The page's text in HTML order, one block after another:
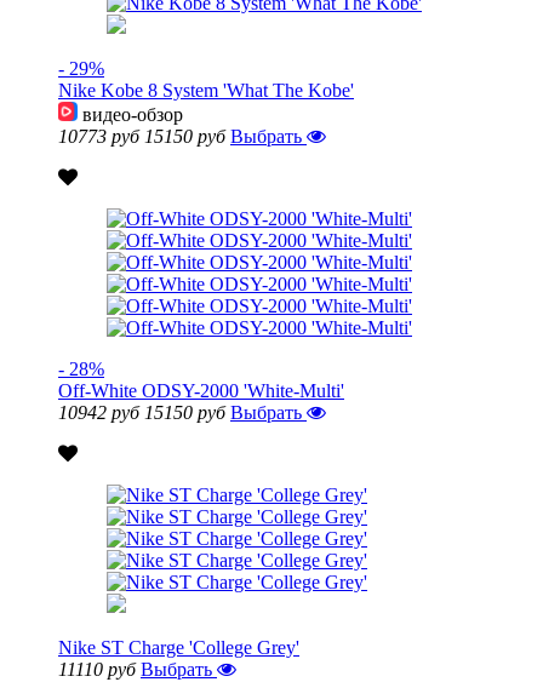
- 29%
Nike Kobe 8 System 'What The Kobe'
видео-обзор
10773 руб 15150 руб Выбрать
- 28%
Off-White ODSY-2000 'White-Multi'
10942 руб 15150 руб Выбрать
Nike ST Charge 'College Grey'
11110 руб Выбрать